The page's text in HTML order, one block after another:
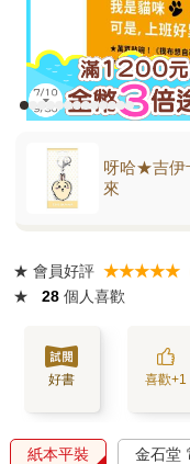
呀哈★吉伊
來
★ 會員好評 ★★★★★（
★
28 個人喜歡
好書 喜歡+1
紙本平裝 金石堂